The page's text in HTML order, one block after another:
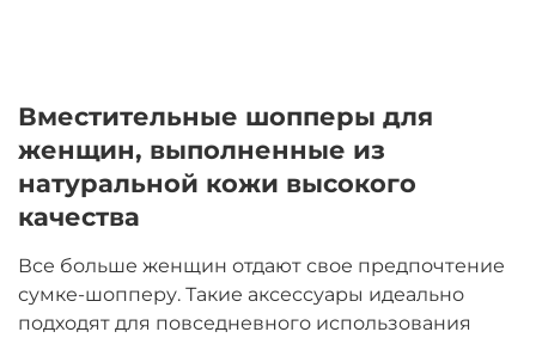
Вместительные шопперы для
женщин, выполненные из
натуральной кожи высокого
качества
Все больше женщин отдают свое предпочтение
сумке-шопперу. Такие аксессуары идеально
подходят для повседневного использования